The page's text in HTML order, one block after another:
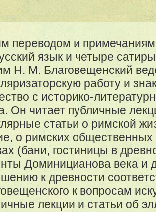
переводом и
язык и четыре
Н. М. Благовещенский
работу и
с историко-
Он читает публичные
статьи о римской
о римских общественных
(бани, гостиницы в
Доминицианова века и
к древности
к вопросам
лекции и статьи об